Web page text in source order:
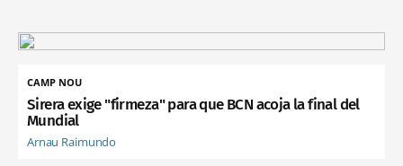
CAMP NOU
Sirera exige "firmeza" para que BCN acoja la final del
Mundial
Arnau Raimundo